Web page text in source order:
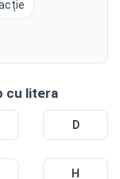
cu litera
D
H